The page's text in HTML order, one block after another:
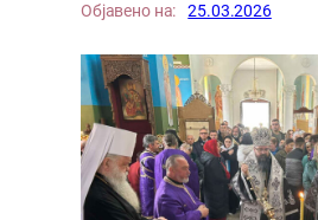
Објавено на: 25.03.2026